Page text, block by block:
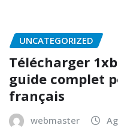
UNCATEGORIZED
Télécharger
guide complet
français
webmaster